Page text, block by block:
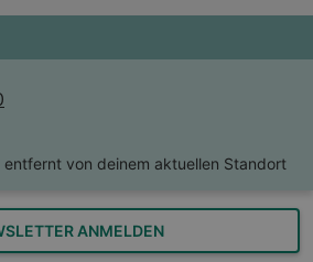
von deinem aktuellen Standort
ANMELDEN